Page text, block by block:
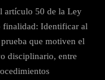
artículo 50 de la Ley
finalidad: Identificar al
que motiven el
disciplinario, entre